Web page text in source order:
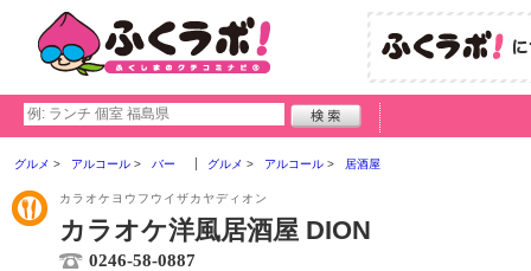
グルメ アルコール バー グルメ アルコール 居酒屋
カラオケヨウフウイザカヤディオン
カラオケ洋風居酒屋 DION
0246-58-0887